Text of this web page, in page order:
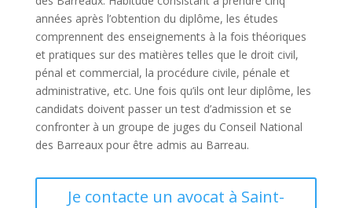
années après l’obtention du diplôme, les études
comprennent des enseignements à la fois théoriques
et pratiques sur des matières telles que le droit civil,
pénal et commercial, la procédure civile, pénale et
administrative, etc. Une fois qu’ils ont leur diplôme, les
candidats doivent passer un test d’admission et se
confronter à un groupe de juges du Conseil National
des Barreaux pour être admis au Barreau.
Je contacte un avocat à Saint-